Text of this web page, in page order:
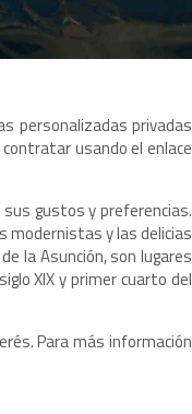
personalizadas privadas
usando el enlace
gustos y preferencias.
modernistas y las delicias
la Asunción, son lugares
XIX y primer cuarto del
Para más información